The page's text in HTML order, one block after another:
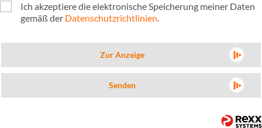
Ich akzeptiere die elektronische Speicherung meiner Daten
gemäß der Datenschutzrichtlinien.
Zur Anzeige
Senden